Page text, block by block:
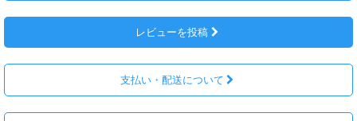
レビューを投稿
支払い・配送について